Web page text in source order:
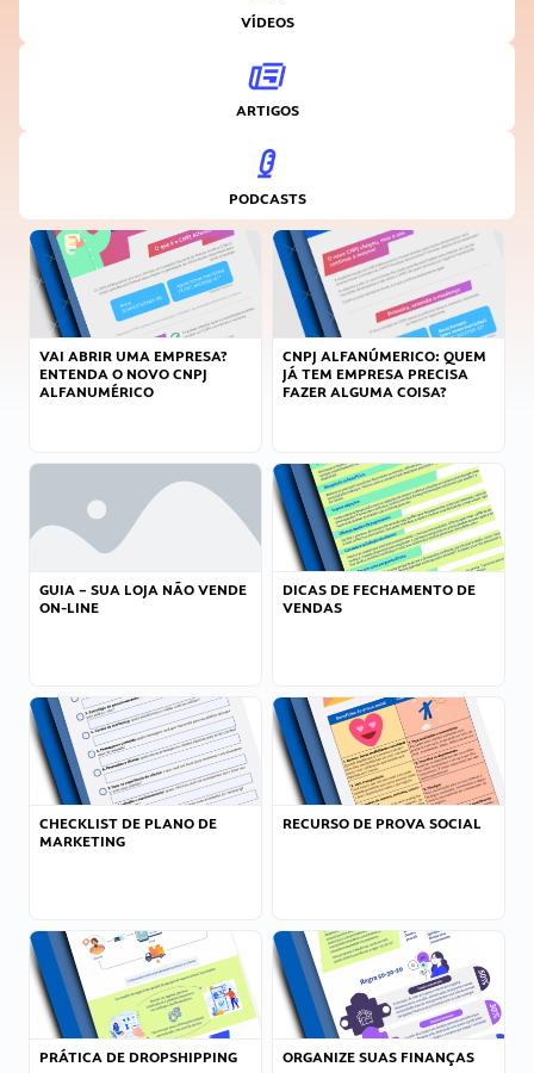
VÍDEOS
ARTIGOS
PODCASTS
VAI ABRIR UMA EMPRESA?
ENTENDA O NOVO CNPJ
ALFANUMÉRICO
CNPJ ALFANÚMERICO: QUEM
JÁ TEM EMPRESA PRECISA
FAZER ALGUMA COISA?
GUIA – SUA LOJA NÃO VENDE
ON-LINE
DICAS DE FECHAMENTO DE
VENDAS
CHECKLIST DE PLANO DE
MARKETING
RECURSO DE PROVA SOCIAL
PRÁTICA DE DROPSHIPPING ORGANIZE SUAS FINANÇAS